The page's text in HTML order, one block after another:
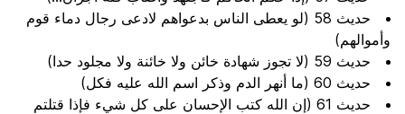
حديث 58 (لو يعطى الناس بدعواهم لادعى رجال دماء قوم
وأموالهم)
حديث 59 (لا تجوز شهادة خائن ولا خائنة ولا مجلود حدا)
حديث 60 (ما أنهر الدم وذكر اسم الله عليه فكل)
حديث 61 (إن الله كتب الإحسان على كل شيء فإذا قتلتم